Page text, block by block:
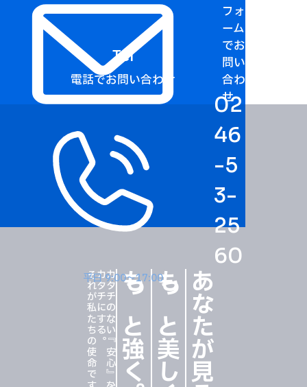
フォ
ーム
でお
問い
合わ
せ
Tel
電話でお問い合わせ
02
46
-5
3-
25
60
平日 9:00〜17:00もっと美しく
もっと強く
カタチのない『安心』を、
カタチにする。
それが私たちの使命です。